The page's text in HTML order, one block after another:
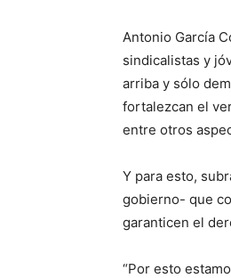
Antonio García
sindicalistas y
arriba y sólo
fortalezcan el
entre otros
Y para esto,
gobierno- que
garanticen el
“Por esto